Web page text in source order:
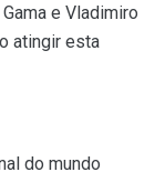
e Vladimiro
atingir esta
do mundo